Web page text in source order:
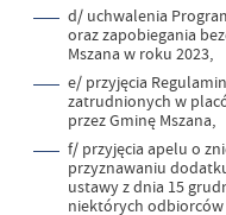
d/ uchwalenia
oraz zapobiegania
Mszana w roku 2023,
e/ przyjęcia
zatrudnionych w
przez Gminę Mszana,
f/ przyjęcia apelu o
przyznawaniu
ustawy z dnia 15
niektórych odbiorców